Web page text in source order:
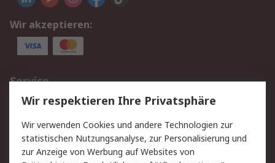
Wir akzeptieren:
Service
Value Added Services
Lieferlösungen
Rücksendungen
Kontakt
Hilfe
Wir respektieren Ihre Privatsphäre
Wir verwenden Cookies und andere Technologien zur
statistischen Nutzungsanalyse, zur Personalisierung und
zur Anzeige von Werbung auf Websites von